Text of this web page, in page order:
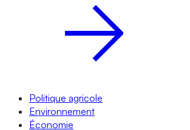
Politique agricole
Environnement
Économie